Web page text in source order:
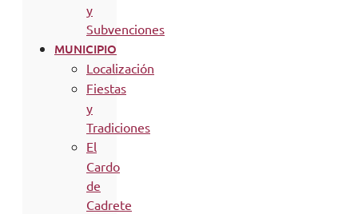
y
Subvenciones
MUNICIPIO
Localización
Fiestas
y
Tradiciones
El
Cardo
de
Cadrete